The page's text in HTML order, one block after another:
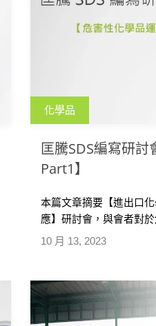
化學品
匡騰SDS編寫研
Part1】
10 月 13, 2023
本篇文章摘要【進出口
應】研討會，與會者對
撰寫以及貨品運輸相關